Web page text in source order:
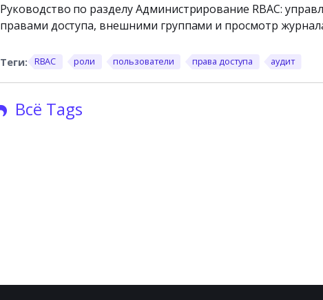
Руководство по разделу Администрирование RBAC:
правами доступа, внешними группами и просмотр
RBAC роли пользователи права доступа аудит
Всё Tags